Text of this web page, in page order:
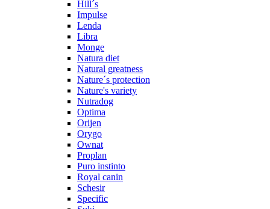
Hill´s
Impulse
Lenda
Libra
Monge
Natura diet
Natural greatness
Nature´s protection
Nature's variety
Nutradog
Optima
Orijen
Orygo
Ownat
Proplan
Puro instinto
Royal canin
Schesir
Specific